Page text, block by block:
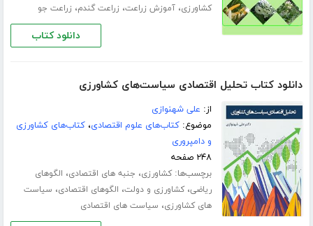
کشاورزی،آموزش زراعت، زراعت گندم، زراعت جو
دانلود کتاب
دانلود کتاب تحلیل اقتصادی سیاست‌های کشاورزی
از: علی شهنوازی
موضوع:کتاب‌های علوم اقتصادی،کتاب‌های کشاورزی
و دامپروری
۲۴۸ صفحه
برچسب‌ها:کشاورزی، جنبه های اقتصادی، الگوهای
ریاضی،کشاورزی و دولت، الگوهای اقتصادی، سیاست
های کشاورزی، سیاست های اقتصادی